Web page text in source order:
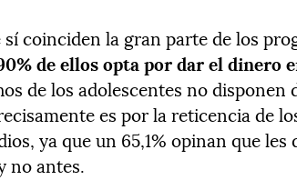
sí coinciden la gran parte de los
de ellos opta por dar el dinero
de los adolescentes no disponen
es por la reticencia de
ya que un 65,1% opinan que
no antes.